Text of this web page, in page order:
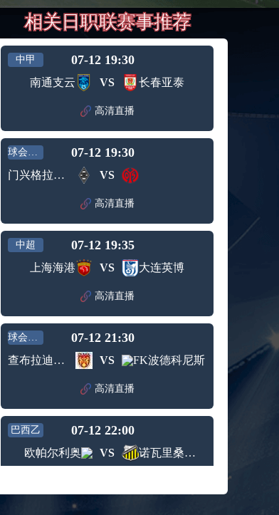
男单第3
轮
标签： 2024年5
月11日
WTA1000
罗马大
师赛第3
轮
WTT沙特大满贯女单半决赛 陈梦vs早田希娜 全场录像回放
标签： 2024年5
月11日
WTT沙
贯女单
蒙泰罗vs凯茨曼诺维奇 全场录像回放
大师赛
轮
纳尔迪vs鲁内 全场录像回放
标签： 2024年5
月12日
ATP罗马
大师赛
男单第2
轮
萨卡里vs加里宁娜 全场录像回放
标签： 2024年5
WTA罗
马大师
赛女单
第3轮
吉隆vs卢布列夫 全场录像回放
月12日
ATP罗马
大师赛
轮
兹维列夫vs达德尔里 全场录像回放
标签： 2024年5
月13日
ATP罗马
大师赛
男单第3
轮
阿纳尔迪vs贾里 全场录像回放
ATP罗马
大师赛
男单第2
轮
标签： 2024年5
月12日
WTA罗
马大师
赛女单
第3轮
托尔莫vs奥斯塔彭科 全场录像回放
标签： 2024年5
WTA罗
赛女单
斯诺克元老斯诺克世锦赛半决赛 伊戈尔-费格雷多vs德拉戈 全场录像回放
标签：
月12日
元老斯
诺克世
决赛
穆纳尔vs诺里 全场录像回放
月12日
大师赛
男单第2
MSI季中冠军赛胜者组 BLG vs T1 全场录像回放
月12日
冠军赛
KPL春季赛季后赛败者组决赛 重庆狼队 vs 苏州KSG 全场录像回放
相关日职联赛事推荐
中甲 07-12 19:30
南通支云 VS 长春亚泰
高清直播
球会友谊 07-12 19:30
门兴格拉德巴赫女足 VS
高清直播
中超 07-12 19:35
上海海港 VS 大连英博
高清直播
球会友谊 07-12 21:30
查布拉迪斯拉华 VS FK波德科尼斯
高清直播
巴西乙 07-12 22:00
欧帕尔利奥 VS 诺瓦里桑蒂诺